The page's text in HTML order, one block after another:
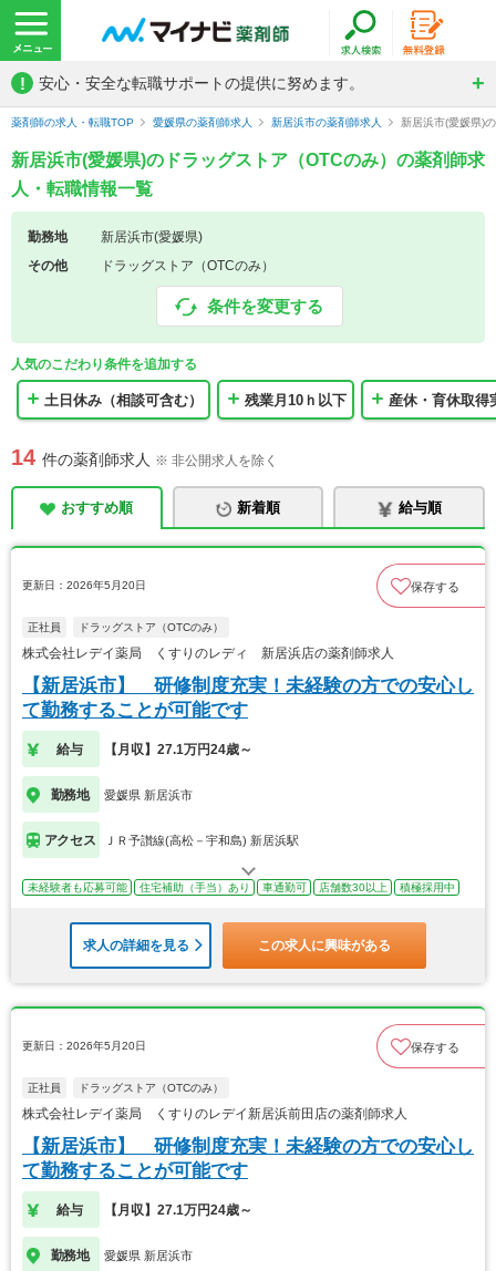
! 安心・安全な転職サポートの提供に努めます。
薬剤師の求人・転職TOP 愛媛県の薬剤師求人 新居浜市の薬剤師求人 新居浜市(愛媛県)
新居浜市(愛媛県)のドラッグストア（OTCのみ）の薬剤師求
人・転職情報一覧
勤務地
新居浜市(愛媛県)
その他
ドラッグストア（OTCのみ）
条件を変更する
人気のこだわり条件を追加する
土日休み（相談可含む） 残業月10ｈ以下 産休・育休取得
14 件の薬剤師求人 ※ 非公開求人を除く
おすすめ順 新着順 給与順
更新日：2026年5月20日 保存する
正社員 ドラッグストア（OTCのみ）
株式会社レデイ薬局 くすりのレディ 新居浜店の薬剤師求人
【新居浜市】 研修制度充実！未経験の方での安心し
て勤務することが可能です
給与 【月収】27.1万円24歳～
勤務地 愛媛県 新居浜市
アクセス ＪＲ予讃線(高松－宇和島) 新居浜駅
未経験者も応募可能 住宅補助（手当）あり 車通勤可 店舗数30以上 積極採用中
求人の詳細を見る この求人に興味がある
更新日：2026年5月20日 保存する
正社員 ドラッグストア（OTCのみ）
株式会社レデイ薬局 くすりのレデイ新居浜前田店の薬剤師求人
【新居浜市】 研修制度充実！未経験の方での安心し
て勤務することが可能です
給与 【月収】27.1万円24歳～
勤務地 愛媛県 新居浜市